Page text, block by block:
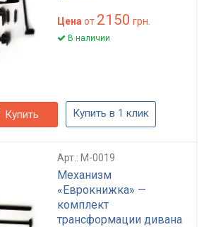
Цена от 2150 грн.
В наличии
Купить Купить в 1 клик
Арт.: M-0019
Механизм
«Еврокнижка» —
комплект
трансформации дивана